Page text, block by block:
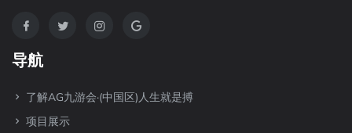
导航
了解AG九游会·(中国区)人生就是搏
项目展示